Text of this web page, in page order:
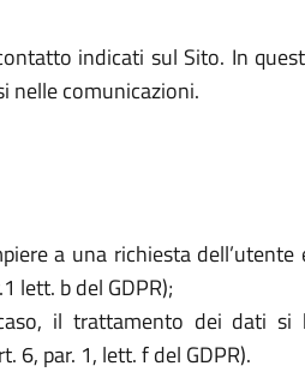
indicati sul Sito. In
nelle comunicazioni.
a una richiesta dell’utente
lett. b del GDPR);
il trattamento dei dati si
6, par. 1, lett. f del GDPR).